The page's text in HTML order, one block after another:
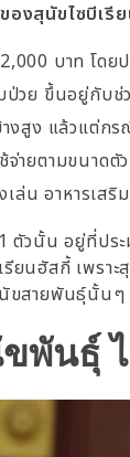
องสุนัขไซบีเรี
บาท โดย
วย ขึ้นอยู่กับช่
งสูง แล้วแต่ก
จ่ายตามขนาด
เล่น อาหารเสริ
1 ตัวนั้น อยู่ที่
ยนฮัสกี้ เพรา
นัขสายพันธุ์นั้น
พันธุ์